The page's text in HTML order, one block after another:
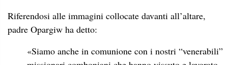
Riferendosi alle immagini collocate davanti all’altare,
padre Opargiw ha detto:
«Siamo anche in comunione con i nostri “venerabili”